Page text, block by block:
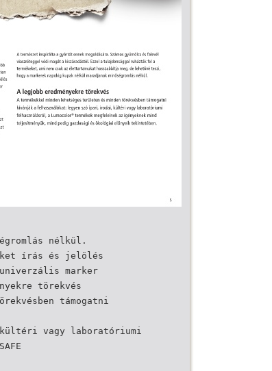
nélkül.
írás és jelölés
marker
törekvés
támogatni
vagy laboratóriumi